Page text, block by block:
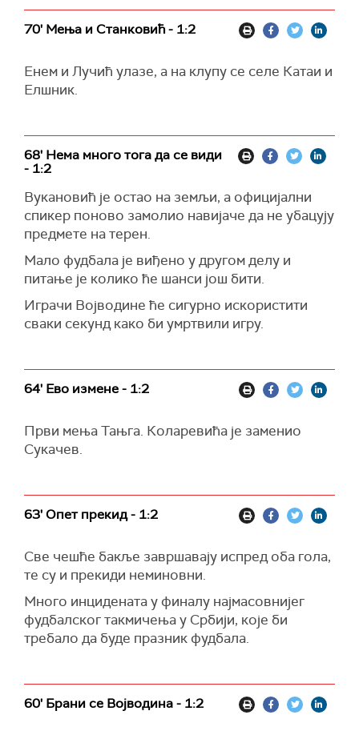
70' Мења и Станковић - 1:2
Енем и Лучић улазе, а на клупу се селе Катаи и
Елшник.
68' Нема много тога да се види
- 1:2
Вукановић је остао на земљи, а официјални
спикер поново замолио навијаче да не убацују
предмете на терен.
Мало фудбала је виђено у другом делу и
питање је колико ће шанси још бити.
Играчи Војводине ће сигурно искористити
сваки секунд како би умртвили игру.
64' Ево измене - 1:2
Први мења Тањга. Коларевића је заменио
Сукачев.
63' Опет прекид - 1:2
Све чешће бакље завршавају испред оба гола,
те су и прекиди неминовни.
Много инцидената у финалу најмасовнијег
фудбалског такмичења у Србији, које би
требало да буде празник фудбала.
60' Брани се Војводина - 1:2